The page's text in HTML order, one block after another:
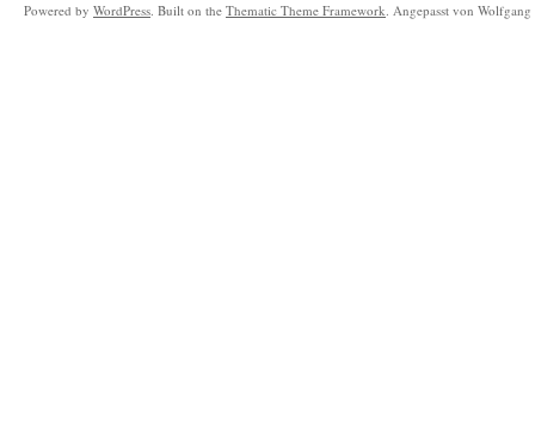
Powered by WordPress. Built on the Thematic Theme Framework. Angepasst von